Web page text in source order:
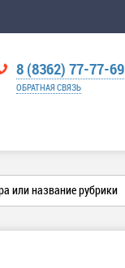
8 (8362) 77-77-69
ОБРАТНАЯ СВЯЗЬ